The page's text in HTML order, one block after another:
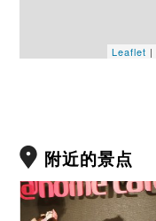
Leaflet |
附近的景点